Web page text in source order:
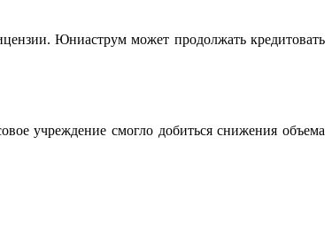
Юниаструм может продолжать кредитовать
учреждение смогло добиться снижения объема